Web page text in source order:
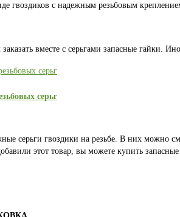
гвоздиков с надежным резьбовым
вместе с серьгами запасные гайки.
серьг
серьги гвоздики на резьбе. В них можно
этот товар, вы можете купить